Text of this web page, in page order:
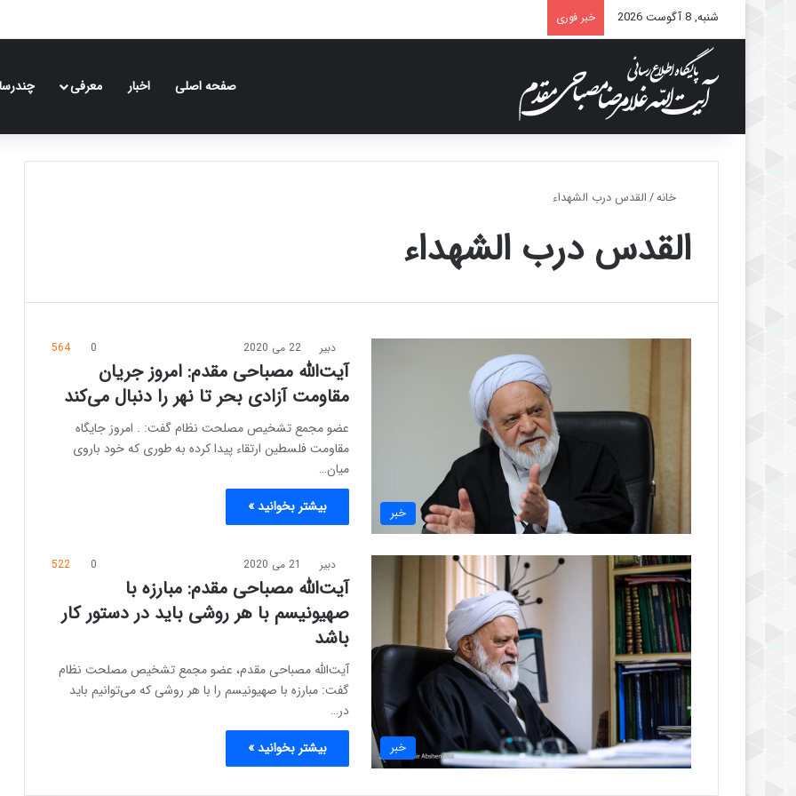
شنبه, 8 آگوست 2026 خبر فوری
صفحه اصلی اخبار معرفی
خانه/القدس درب الشهداء
القدس درب الشهداء
خبر
دبیر 22 می 2020 0
564
آیت‌الله مصباحی مقدم: امروز جریان
مقاومت آزادی بحر تا نهر را دنبال می‌کند
عضو مجمع تشخیص مصلحت نظام گفت: . امروز جایگاه
مقاومت فلسطین ارتقاء پیدا کرده به طوری که خود باروی
میان…
بیشتر بخوانید »
خبر
دبیر 21 می 2020 0
522
آیت‌الله مصباحی مقدم: مبارزه با
صهیونیسم با هر روشی باید در دستور کار
باشد
آیت‌الله مصباحی مقدم، عضو مجمع تشخیص مصلحت نظام
گفت: مبارزه با صهیونیسم را با هر روشی که می‌توانیم باید
در…
بیشتر بخوانید »